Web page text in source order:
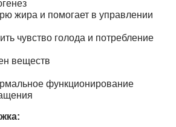
жира и помогает в управлении
чувство голода и потребление
веществ
функционирование